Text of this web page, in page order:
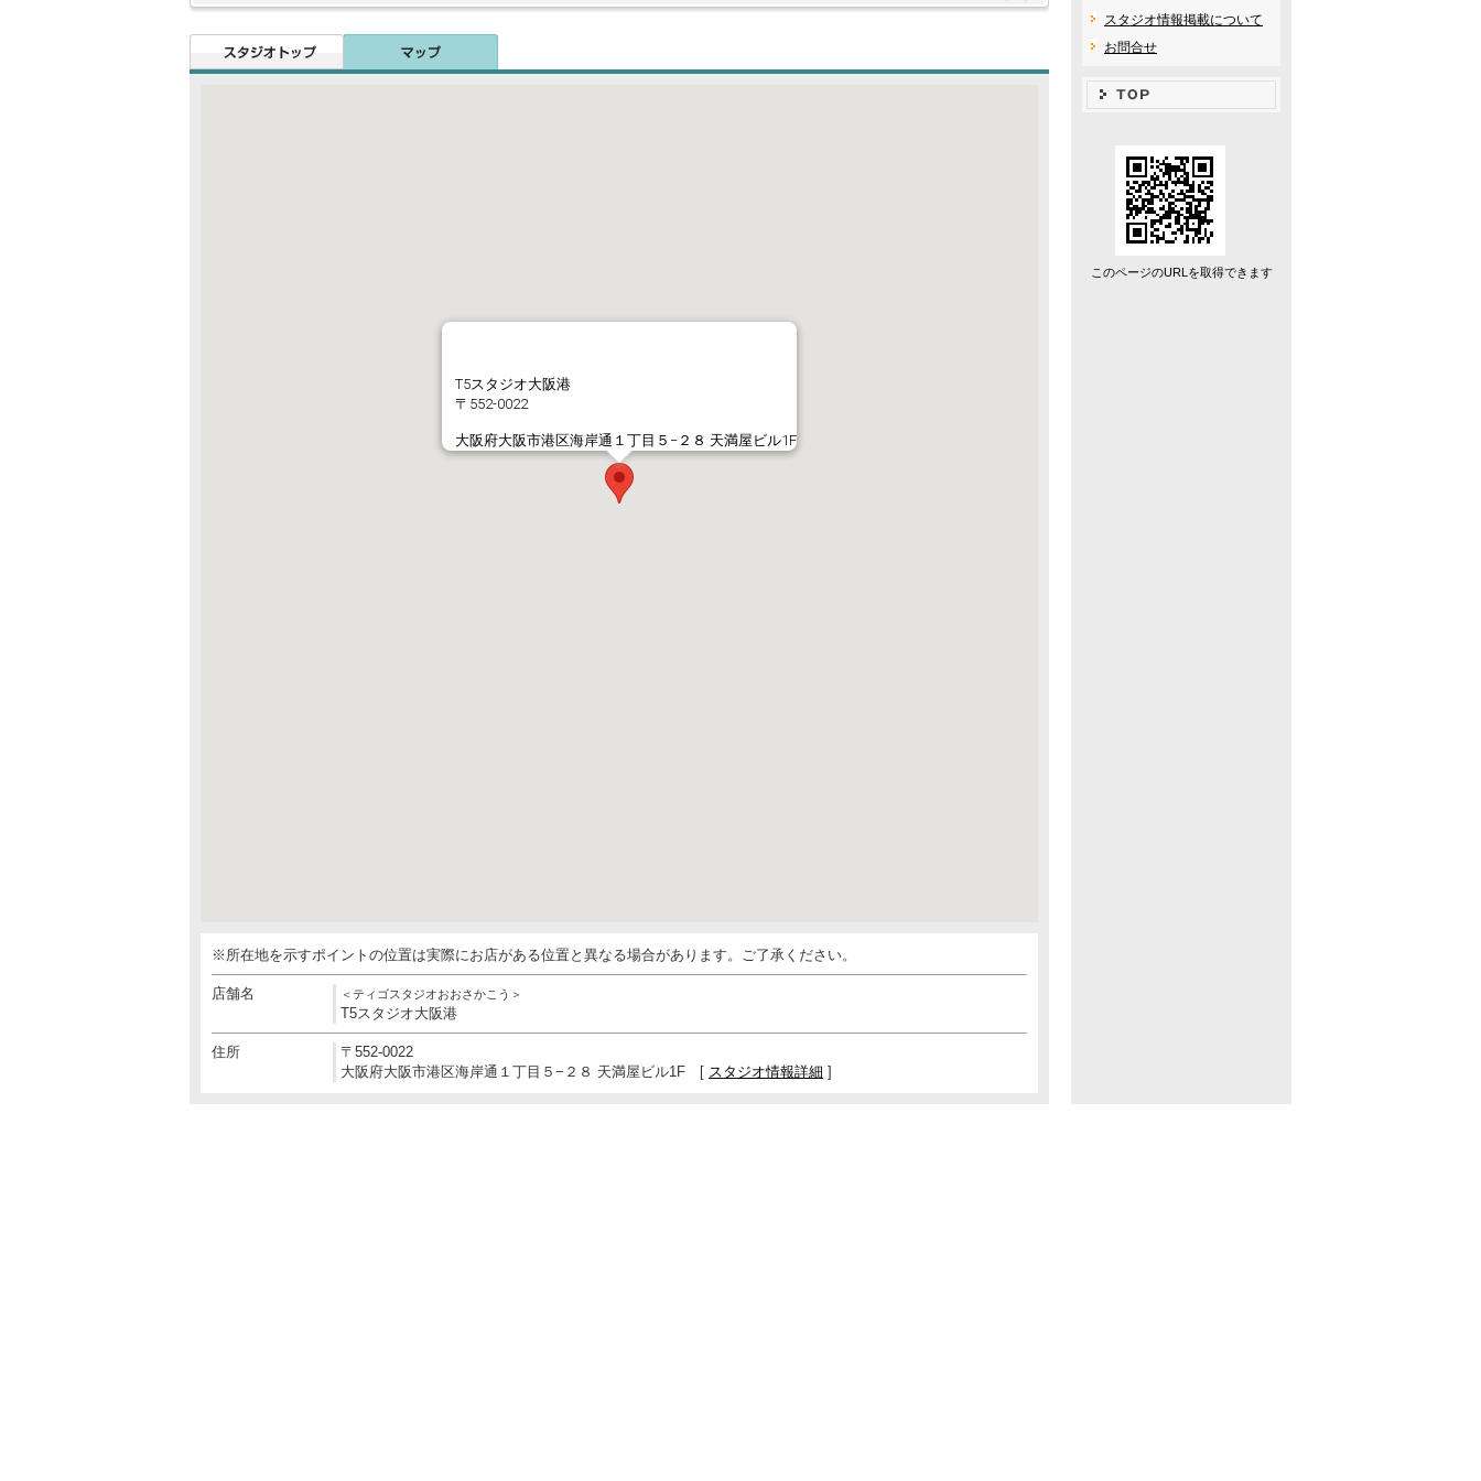
T5スタジオ大阪港
〒552-0022
大阪府大阪市港区海岸通１丁目５−２８ 天満屋ビル1F
※所在地を示すポイントの位置は実際にお店がある位置と異なる場合があります。ご了承ください。
店舗名 ＜ティゴスタジオおおさかこう＞
T5スタジオ大阪港
住所
〒552-0022
大阪府大阪市港区海岸通１丁目５−２８ 天満屋ビル1F [ スタジオ情報詳細 ]
スタジオ情報掲載について
お問合せ
このページのURLを取得できます